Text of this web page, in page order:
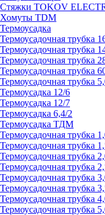
Стяжки TOKOV
Хомуты TDM
Термоусадка
Термоусадочная трубка
Термоусадочная трубка
Термоусадочная трубка
Термоусадочная трубка
Термоусадочная трубка
Термоусадка 12/6
Термоусадка 12/7
Термоусадка 6,4/2
Термоусадка ТДМ
Термоусадочная трубка
Термоусадочная трубка
Термоусадочная трубка
Термоусадочная трубка
Термоусадочная трубка
Термоусадочная трубка
Термоусадочная трубка
Термоусадочная трубка